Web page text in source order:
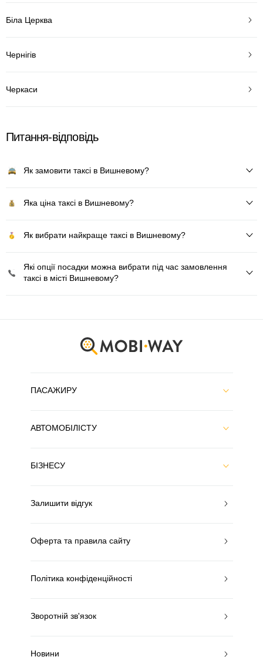
Біла Церква
Чернігів
Черкаси
Питання-відповідь
Як замовити таксі в Вишневому?
Яка ціна таксі в Вишневому?
Як вибрати найкраще таксі в Вишневому?
Які опції посадки можна вибрати під час замовлення
таксі в місті Вишневому?
ПАСАЖИРУ
АВТОМОБІЛІСТУ
БІЗНЕСУ
Залишити відгук
Оферта та правила сайту
Політика конфіденційності
Зворотній зв'язок
Новини